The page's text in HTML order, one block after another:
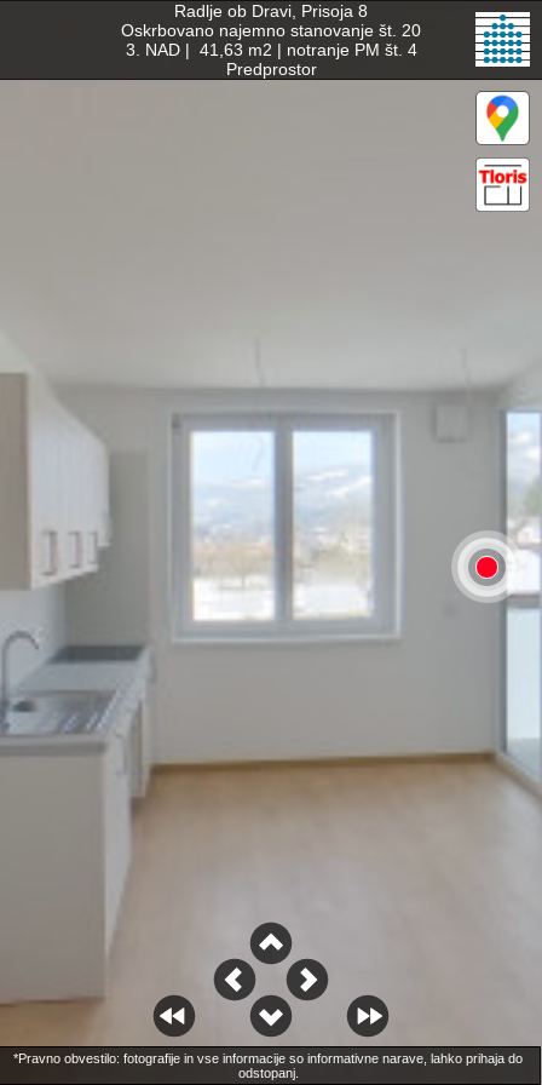
Radlje ob Dravi, Prisoja 8
Oskrbovano najemno stanovanje št. 20
3. NAD |  41,63 m2 | notranje PM št. 4
Predprostor
*Pravno obvestilo: fotografije in vse informacije so informativne narave, lahko prihaja do
odstopanj.